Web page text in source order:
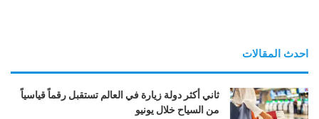
احدث المقالات
ثاني أكثر دولة زيارة في العالم تستقبل رقماً قياسياً
من السياح خلال يونيو